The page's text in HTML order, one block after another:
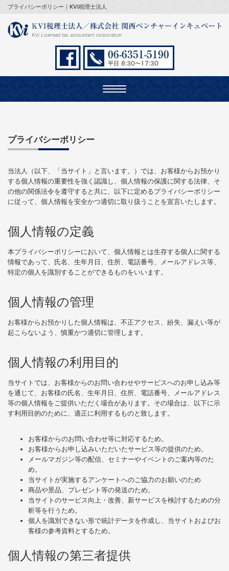
プライバシーポリシー｜KVI税理士法人
Toggle
navigation
プライバシーポリシー
当法人（以下、「当サイト」と言います。）では、お客様からお預かり
する個人情報の重要性を強く認識し、個人情報の保護に関する法律、そ
の他の関係法令を遵守すると共に、以下に定めるプライバシーポリシー
に従って、個人情報を安全かつ適切に取り扱うことを宣言いたします。
個人情報の定義
本プライバシーポリシーにおいて、個人情報とは生存する個人に関する
情報であって、氏名、生年月日、住所、電話番号、メールアドレス等、
特定の個人を識別することができるものをいいます。
個人情報の管理
お客様からお預かりした個人情報は、不正アクセス、紛失、漏えい等が
起こらないよう、慎重かつ適切に管理します。
個人情報の利用目的
当サイトでは、お客様からのお問い合わせやサービスへのお申し込み等
を通じて、お客様の氏名、生年月日、住所、電話番号、メールアドレス
等の個人情報をご提供いただく場合があります。その場合は、以下に示
す利用目的のために、適正に利用するものと致します。
お客様からのお問い合わせ等に対応するため。
お客様からお申し込みいただいたサービス等の提供のため。
メールマガジン等の配信、セミナーやイベントのご案内等のた
め。
当サイトが実施するアンケートへのご協力のお願いのため
商品や景品、プレゼント等の発送のため。
当サイトのサービス向上・改善、新サービスを検討するための分
析等を行うため。
個人を識別できない形で統計データを作成し、当サイトおよびお
客様の参考資料とするため。
個人情報の第三者提供